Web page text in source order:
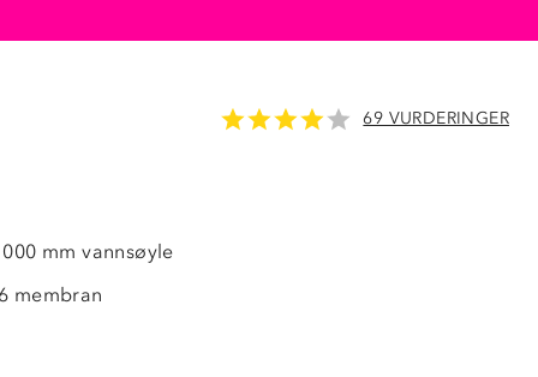
69 VURDERINGER
mm vannsøyle
membran